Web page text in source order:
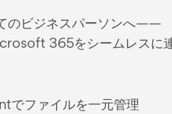
のビジネスパーソンへ——
365をシームレスに
ファイルを一元管理